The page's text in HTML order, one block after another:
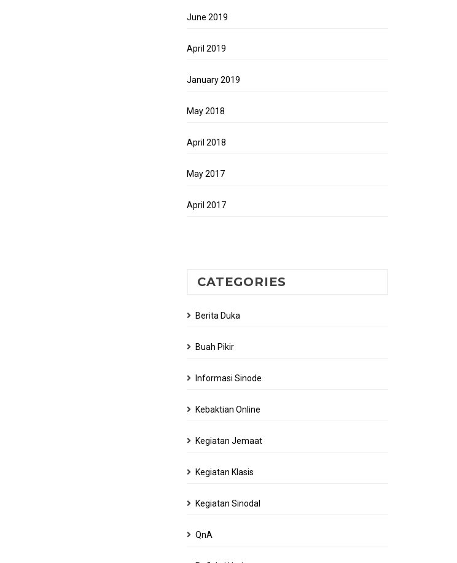
June 2019
April 2019
January 2019
May 2018
April 2018
May 2017
April 2017
CATEGORIES
Berita Duka
Buah Pikir
Informasi Sinode
Kebaktian Online
Kegiatan Jemaat
Kegiatan Klasis
Kegiatan Sinodal
QnA